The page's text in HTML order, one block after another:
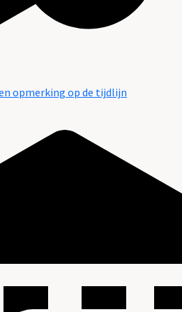
opmerking op de tijdlijn